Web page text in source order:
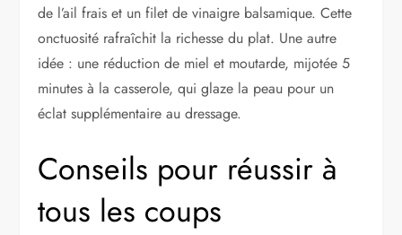
de l’ail frais et un filet de vinaigre balsamique. Cette
onctuosité rafraîchit la richesse du plat. Une autre
idée : une réduction de miel et moutarde, mijotée 5
minutes à la casserole, qui glaze la peau pour un
éclat supplémentaire au dressage.
Conseils pour réussir à
tous les coups